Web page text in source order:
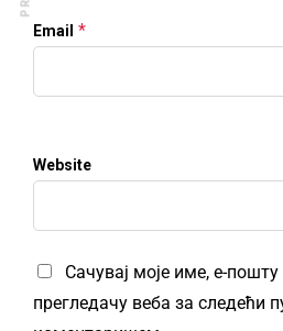
Email *
Website
Сачувај моје име, е-
прегледачу веба за следећи